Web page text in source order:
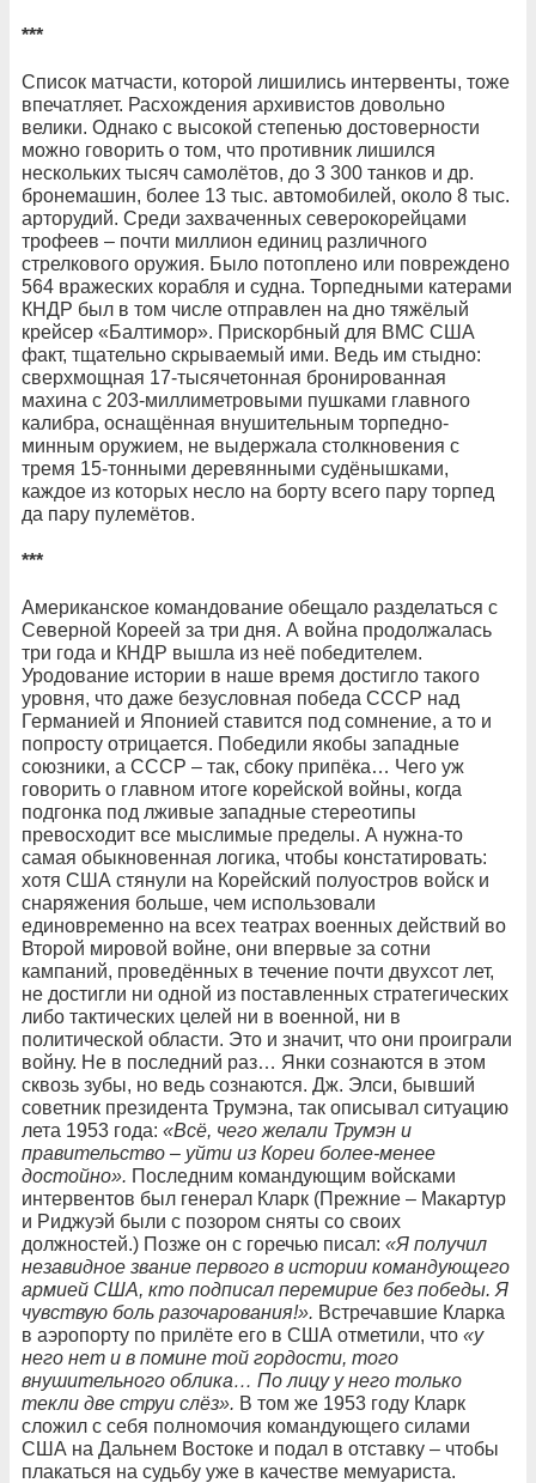
***
Список матчасти, которой лишились интервенты, тоже
впечатляет. Расхождения архивистов довольно
велики. Однако с высокой степенью достоверности
можно говорить о том, что противник лишился
нескольких тысяч самолётов, до 3 300 танков и др.
бронемашин, более 13 тыс. автомобилей, около 8 тыс.
арторудий. Среди захваченных северокорейцами
трофеев – почти миллион единиц различного
стрелкового оружия. Было потоплено или повреждено
564 вражеских корабля и судна. Торпедными катерами
КНДР был в том числе отправлен на дно тяжёлый
крейсер «Балтимор». Прискорбный для ВМС США
факт, тщательно скрываемый ими. Ведь им стыдно:
сверхмощная 17-тысячетонная бронированная
махина с 203-миллиметровыми пушками главного
калибра, оснащённая внушительным торпедно-
минным оружием, не выдержала столкновения с
тремя 15-тонными деревянными судёнышками,
каждое из которых несло на борту всего пару торпед
да пару пулемётов.
***
Американское командование обещало разделаться с
Северной Кореей за три дня. А война продолжалась
три года и КНДР вышла из неё победителем.
Уродование истории в наше время достигло такого
уровня, что даже безусловная победа СССР над
Германией и Японией ставится под сомнение, а то и
попросту отрицается. Победили якобы западные
союзники, а СССР – так, сбоку припёка… Чего уж
говорить о главном итоге корейской войны, когда
подгонка под лживые западные стереотипы
превосходит все мыслимые пределы. А нужна-то
самая обыкновенная логика, чтобы констатировать:
хотя США стянули на Корейский полуостров войск и
снаряжения больше, чем использовали
единовременно на всех театрах военных действий во
Второй мировой войне, они впервые за сотни
кампаний, проведённых в течение почти двухсот лет,
не достигли ни одной из поставленных стратегических
либо тактических целей ни в военной, ни в
политической области. Это и значит, что они проиграли
войну. Не в последний раз… Янки сознаются в этом
сквозь зубы, но ведь сознаются. Дж. Элси, бывший
советник президента Трумэна, так описывал ситуацию
лета 1953 года: «Всё, чего желали Трумэн и
правительство – уйти из Кореи более-менее
достойно». Последним командующим войсками
интервентов был генерал Кларк (Прежние – Макартур
и Риджуэй были с позором сняты со своих
должностей.) Позже он с горечью писал: «Я получил
незавидное звание первого в истории командующего
армией США, кто подписал перемирие без победы. Я
чувствую боль разочарования!». Встречавшие Кларка
в аэропорту по прилёте его в США отметили, что «у
него нет и в помине той гордости, того
внушительного облика… По лицу у него только
текли две струи слёз». В том же 1953 году Кларк
сложил с себя полномочия командующего силами
США на Дальнем Востоке и подал в отставку – чтобы
плакаться на судьбу уже в качестве мемуариста.